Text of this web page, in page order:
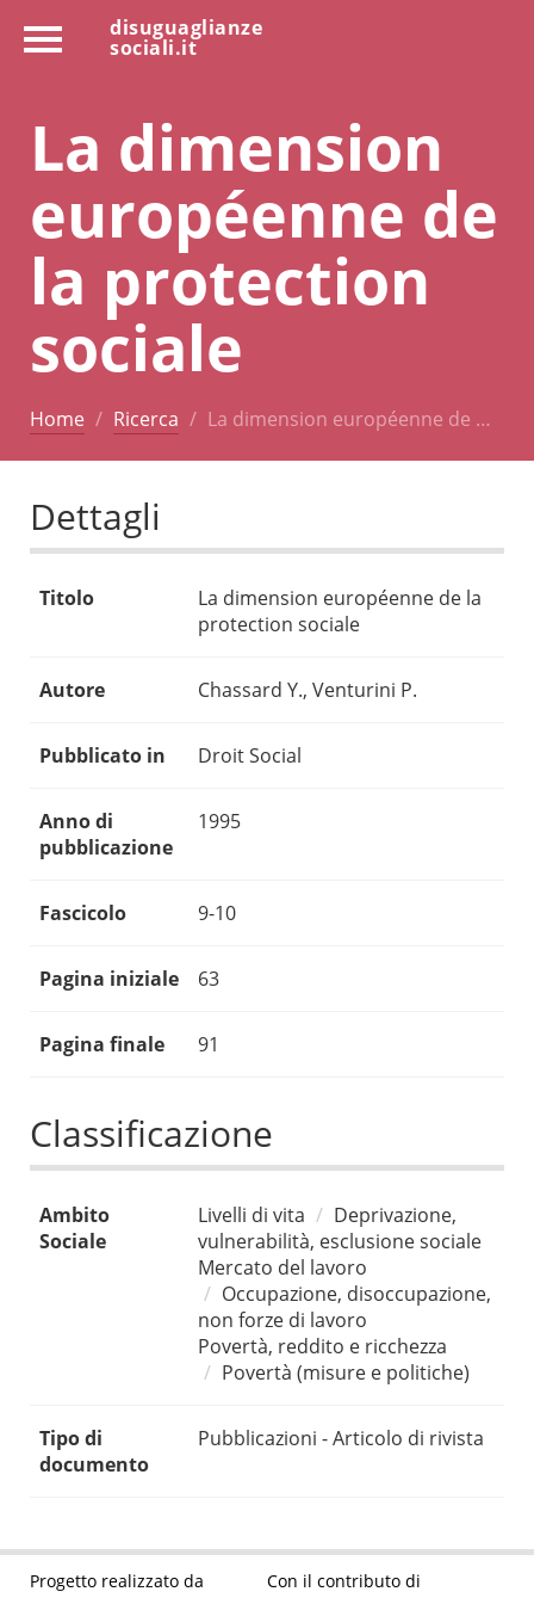
disuguaglianze
sociali.it
La dimension
européenne de
la protection
sociale
Home Ricerca La dimension européenne de …
Dettagli
Titolo
La dimension européenne de la
protection sociale
Autore Chassard Y., Venturini P.
Pubblicato in Droit Social
Anno di
pubblicazione
1995
Fascicolo 9-10
Pagina iniziale 63
Pagina finale 91
Classificazione
Ambito
Sociale
Livelli di vita
Deprivazione,
vulnerabilità, esclusione sociale
Mercato del lavoro
Occupazione, disoccupazione,
non forze di lavoro
Povertà, reddito e ricchezza
Povertà (misure e politiche)
Tipo di
documento
Pubblicazioni - Articolo di rivista
Progetto realizzato da Con il contributo di